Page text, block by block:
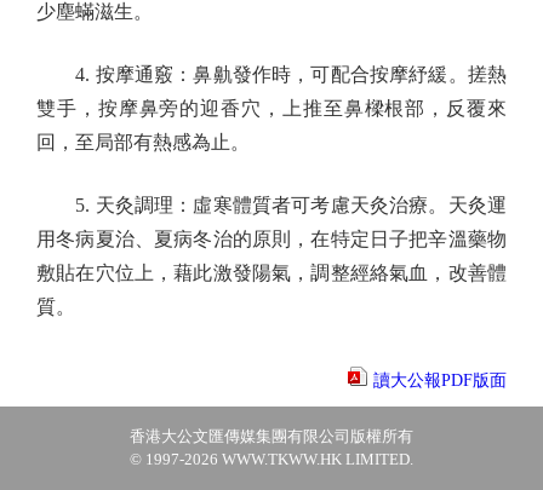
少塵蟎滋生。
4. 按摩通竅：鼻鼽發作時，可配合按摩紓緩。搓熱
雙手，按摩鼻旁的迎香穴，上推至鼻樑根部，反覆來
回，至局部有熱感為止。
5. 天灸調理：虛寒體質者可考慮天灸治療。天灸運
用冬病夏治、夏病冬治的原則，在特定日子把辛溫藥物
敷貼在穴位上，藉此激發陽氣，調整經絡氣血，改善體
質。
讀大公報PDF版面
香港大公文匯傳媒集團有限公司版權所有
© 1997-2026 WWW.TKWW.HK LIMITED.